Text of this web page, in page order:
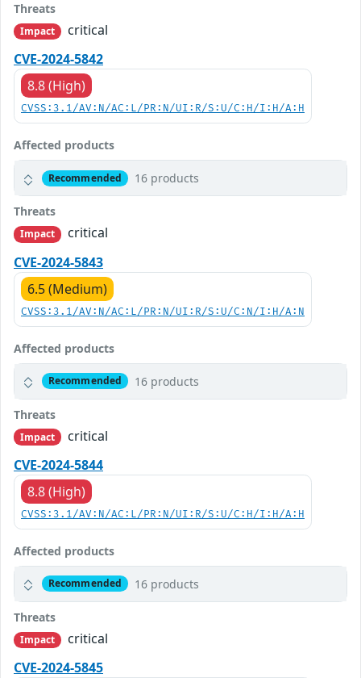
Threats
Impact
critical
CVE-2024-5842
8.8 (High)
CVSS:3.1/AV:N/AC:L/PR:N/UI:R/S:U/C:H/I:H/A:H
Affected products
Recommended 16 products
Threats
Impact
critical
CVE-2024-5843
6.5 (Medium)
CVSS:3.1/AV:N/AC:L/PR:N/UI:R/S:U/C:N/I:H/A:N
Affected products
Recommended 16 products
Threats
Impact
critical
CVE-2024-5844
8.8 (High)
CVSS:3.1/AV:N/AC:L/PR:N/UI:R/S:U/C:H/I:H/A:H
Affected products
Recommended 16 products
Threats
Impact
critical
CVE-2024-5845